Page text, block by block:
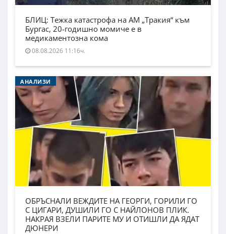
БЛИЦ: Тежка катастрофа на АМ „Тракия“ към
Бургас, 20-годишно момиче е в
медикаментозна кома
08.08.2026 11:16ч.
АНАЛИЗИ
ОБРЪСНАЛИ ВЕЖДИТЕ НА ГЕОРГИ, ГОРИЛИ ГО
С ЦИГАРИ, ДУШИЛИ ГО С НАЙЛОНОВ ПЛИК.
НАКРАЯ ВЗЕЛИ ПАРИТЕ МУ И ОТИШЛИ ДА ЯДАТ
ДЮНЕРИ